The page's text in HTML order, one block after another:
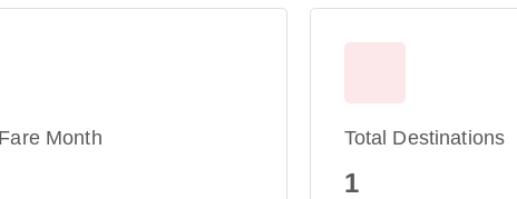
Month Total Destinations
1